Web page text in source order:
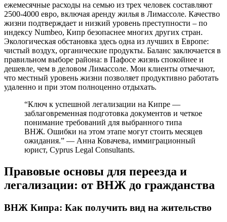
ежемесячные расходы на семью из трех человек составляют
2500-4000 евро, включая аренду жилья в Лимассоле. Качество
жизни подтверждает и низкий уровень преступности – по
индексу Numbeo, Кипр безопаснее многих других стран.
Экологическая обстановка здесь одна из лучших в Европе:
чистый воздух, органические продукты. Баланс заключается в
правильном выборе района: в Пафосе жизнь спокойнее и
дешевле, чем в деловом Лимассоле. Мои клиенты отмечают,
что местный уровень жизни позволяет продуктивно работать
удаленно и при этом полноценно отдыхать.
“Ключ к успешной легализации на Кипре —
заблаговременная подготовка документов и четкое
понимание требований для выбранного типа
ВНЖ. Ошибки на этом этапе могут стоить месяцев
ожидания.” — Анна Ковачева, иммиграционный
юрист, Cyprus Legal Consultants.
Правовые основы для переезда и
легализации: от ВНЖ до гражданства
ВНЖ Кипра: Как получить вид на жительство